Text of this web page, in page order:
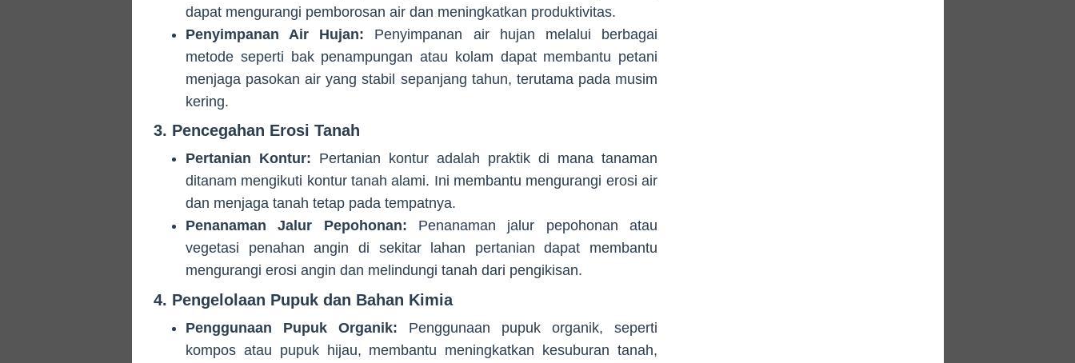
dapat mengurangi pemborosan air dan meningkatkan produktivitas.
Penyimpanan Air Hujan: Penyimpanan air hujan melalui berbagai
metode seperti bak penampungan atau kolam dapat membantu petani
menjaga pasokan air yang stabil sepanjang tahun, terutama pada musim
kering.
3. Pencegahan Erosi Tanah
Pertanian Kontur: Pertanian kontur adalah praktik di mana tanaman
ditanam mengikuti kontur tanah alami. Ini membantu mengurangi erosi air
dan menjaga tanah tetap pada tempatnya.
Penanaman Jalur Pepohonan: Penanaman jalur pepohonan atau
vegetasi penahan angin di sekitar lahan pertanian dapat membantu
mengurangi erosi angin dan melindungi tanah dari pengikisan.
4. Pengelolaan Pupuk dan Bahan Kimia
Penggunaan Pupuk Organik: Penggunaan pupuk organik, seperti
kompos atau pupuk hijau, membantu meningkatkan kesuburan tanah,